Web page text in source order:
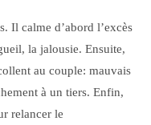
Il calme d’abord l’excès
la jalousie. Ensuite,
au couple: mauvais
à un tiers. Enfin,
relancer le